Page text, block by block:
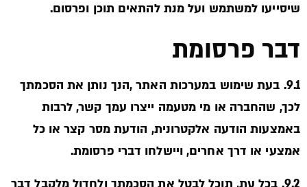
שיסייעו למשתמש ועל מנת להתאים תוכן ופרסום.
דבר פרסומת
9.1. בעת שימוש במערכות האתר ,הנך נותן את הסכמתך
לכך, שהחברה או מי מטעמה ייצרו עמך קשר, לרבות
באמצעות הודעה אלקטרונית, הודעת מסר קצר או כל
אמצעי או דרך אחרים, ויישלחו דברי פרסומת.